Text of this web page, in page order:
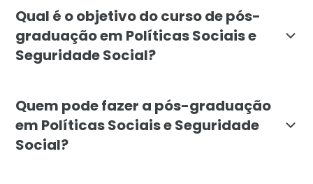
Qual é o objetivo do curso de pós-
graduação em Políticas Sociais e
Seguridade Social?
Quem pode fazer a pós-graduação
em Políticas Sociais e Seguridade
Social?